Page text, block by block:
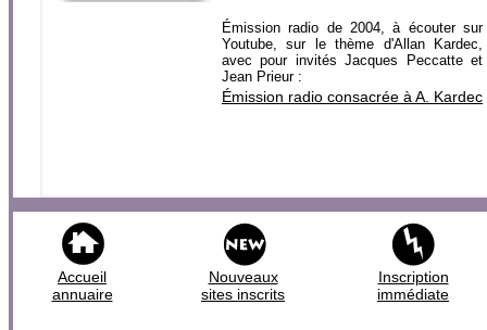
Émission radio de 2004, à écouter sur
Youtube, sur le thème d'Allan Kardec,
avec pour invités Jacques Peccatte et
Jean Prieur :
Émission radio consacrée à A. Kardec
Accueil
annuaire
Nouveaux
sites inscrits
Inscription
immédiate